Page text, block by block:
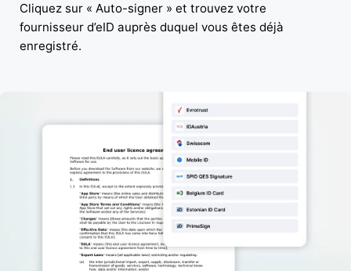
Cliquez sur « Auto-signer » et trouvez votre
fournisseur d’eID auprès duquel vous êtes déjà
enregistré.